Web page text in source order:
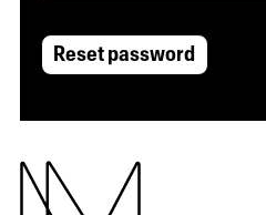
Reset password